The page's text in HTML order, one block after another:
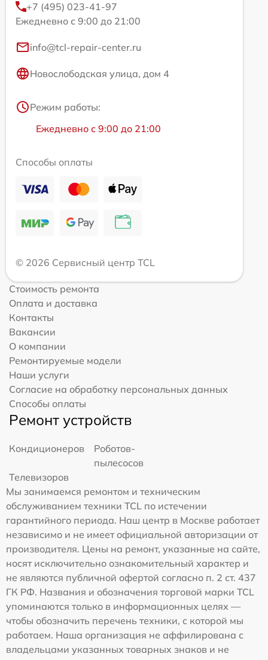
+7 (495) 023-41-97
Ежедневно с 9:00 до 21:00
info@tcl-repair-center.ru
Новослободская улица, дом 4
Режим работы:
Ежедневно с 9:00 до 21:00
Способы оплаты
© 2026 Сервисный центр TCL
Стоимость ремонта
Оплата и доставка
Контакты
Вакансии
О компании
Ремонтируемые модели
Наши услуги
Согласие на обработку персональных данных
Способы оплаты
Ремонт устройств
Кондиционеров
Роботов-
пылесосов
Телевизоров
Мы занимаемся ремонтом и техническим
обслуживанием техники TCL по истечении
гарантийного периода. Наш центр в Москве работает
независимо и не имеет официальной авторизации от
производителя. Цены на ремонт, указанные на сайте,
носят исключительно ознакомительный характер и
не являются публичной офертой согласно п. 2 ст. 437
ГК РФ. Названия и обозначения торговой марки TCL
упоминаются только в информационных целях —
чтобы обозначить перечень техники, с которой мы
работаем. Наша организация не аффилирована с
владельцами указанных товарных знаков и не